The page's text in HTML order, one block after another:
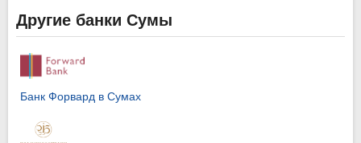
Другие банки Сумы
Банк Форвард в Сумах